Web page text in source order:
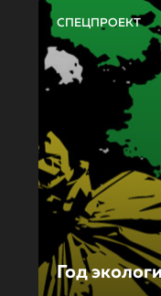
СПЕЦПРОЕКТ
Год